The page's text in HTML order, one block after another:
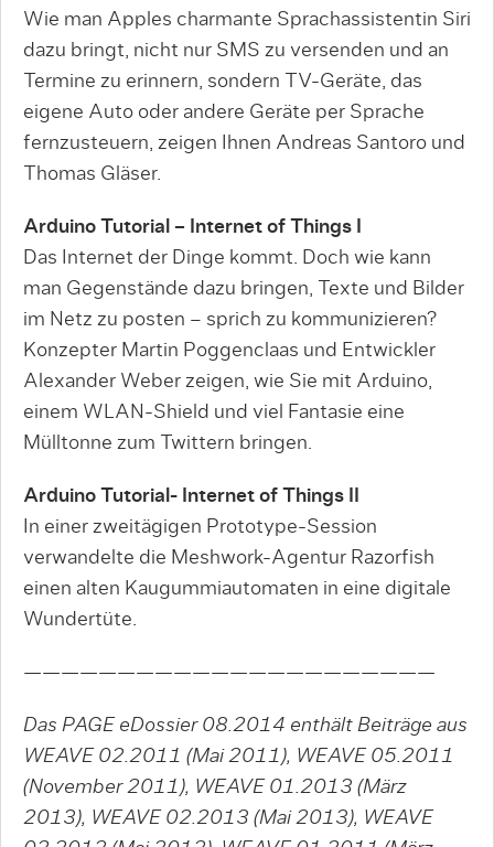
Wie man Apples charmante Sprachassistentin Siri
dazu bringt, nicht nur SMS zu versenden und an
Termine zu erinnern, sondern TV-Geräte, das
eigene Auto oder andere Geräte per Sprache
fernzusteuern, zeigen Ihnen Andreas Santoro und
Thomas Gläser.
Arduino Tutorial – Internet of Things I
Das Internet der Dinge kommt. Doch wie kann
man Gegenstände dazu bringen, Texte und Bilder
im Netz zu posten – sprich zu kommunizieren?
Konzepter Martin Poggenclaas und Entwickler
Alexander Weber zeigen, wie Sie mit Arduino,
einem WLAN-Shield und viel Fantasie eine
Mülltonne zum Twittern bringen.
Arduino Tutorial- Internet of Things II
In einer zweitägigen Prototype-Session
verwandelte die Meshwork-Agentur Razorfish
einen alten Kaugummiautomaten in eine digitale
Wundertüte.
——————————————————————
Das PAGE eDossier 08.2014 enthält Beiträge aus
WEAVE 02.2011 (Mai 2011), WEAVE 05.2011
(November 2011), WEAVE 01.2013 (März
2013), WEAVE 02.2013 (Mai 2013), WEAVE